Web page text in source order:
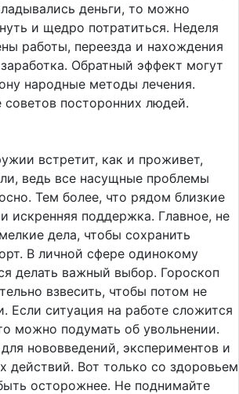
деньги, то можно
и щедро потратиться. Неделя
работы, переезда и нахождения
Обратный эффект могут
народные методы лечения.
посторонних людей.
встретит, как и проживет,
ведь все насущные проблемы
Тем более, что рядом близкие
искренняя поддержка. Главное, не
дела, чтобы сохранить
В личной сфере одинокому
делать важный выбор. Гороскоп
взвесить, чтобы потом не
Если ситуация на работе сложится
можно подумать об увольнении.
нововведений, экспериментов и
действий. Вот только со здоровьем
осторожнее. Не поднимайте